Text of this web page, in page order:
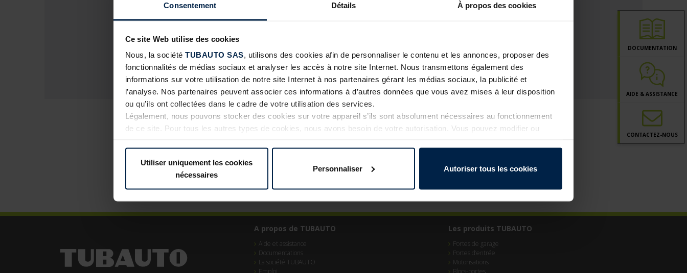
Consentement Détails À propos des cookies
Ce site Web utilise des cookies
Nous, la société TUBAUTO SAS, utilisons des cookies afin de personnaliser le contenu et les annonces, proposer des
fonctionnalités de médias sociaux et analyser les accès à notre site Internet. Nous transmettons également des
informations sur votre utilisation de notre site Internet à nos partenaires gérant les médias sociaux, la publicité et
l’analyse. Nos partenaires peuvent associer ces informations à d’autres données que vous avez mises à leur disposition
ou qu’ils ont collectées dans le cadre de votre utilisation des services.
Légalement, nous pouvons stocker des cookies sur votre appareil s’ils sont absolument nécessaires au fonctionnement
de ce site. Pour tous les autres types de cookies, nous avons besoin de votre autorisation. Vous pouvez modifier ou
Utiliser uniquement les cookies
nécessaires
Personnaliser Autoriser tous les cookies
DOCUMENTATION
AIDE & ASSISTANCE
CONTACTEZ-NOUS
0440 OU 044 AUTRE CODE
A propos de TUBAUTO
Aide et assistance
Documentations
La société TUBAUTO
Emploi
Les produits TUBAUTO
Portes de garage
Portes d’entrée
Motorisations
Blocs-portes